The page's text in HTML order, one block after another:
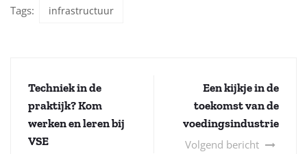
Tags: infrastructuur
Techniek in de
praktijk? Kom
werken en leren bij
VSE
Een kijkje in de
toekomst van de
voedingsindustrie
Volgend bericht